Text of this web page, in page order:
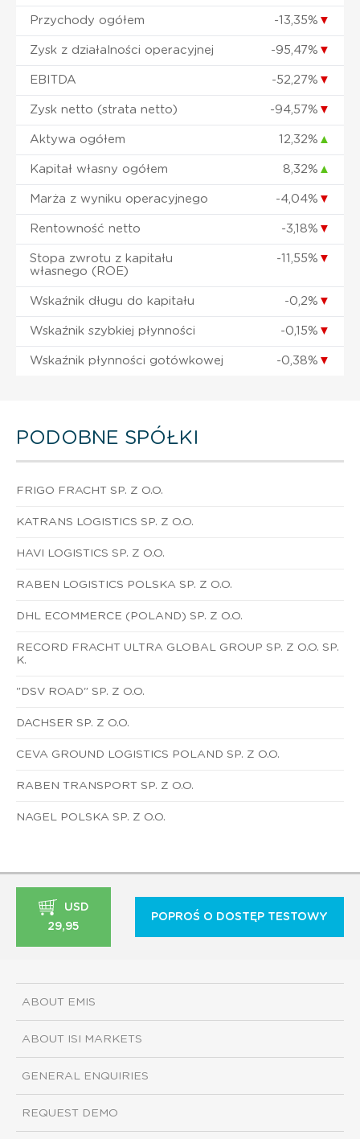
Przychody ogółem -13,35% ▼
Zysk z działalności operacyjnej -95,47% ▼
EBITDA -52,27% ▼
Zysk netto (strata netto) -94,57% ▼
Aktywa ogółem 12,32% ▲
Kapitał własny ogółem 8,32% ▲
Marża z wyniku operacyjnego -4,04% ▼
Rentowność netto -3,18% ▼
Stopa zwrotu z kapitału
własnego (ROE)
-11,55% ▼
Wskaźnik długu do kapitału -0,2% ▼
Wskaźnik szybkiej płynności -0,15% ▼
Wskaźnik płynności gotówkowej -0,38% ▼
PODOBNE SPÓŁKI
FRIGO FRACHT SP. Z O.O.
KATRANS LOGISTICS SP. Z O.O.
HAVI LOGISTICS SP. Z O.O.
RABEN LOGISTICS POLSKA SP. Z O.O.
DHL ECOMMERCE (POLAND) SP. Z O.O.
RECORD FRACHT ULTRA GLOBAL GROUP SP. Z O.O. SP.
K.
"DSV ROAD" SP. Z O.O.
DACHSER SP. Z O.O.
CEVA GROUND LOGISTICS POLAND SP. Z O.O.
RABEN TRANSPORT SP. Z O.O.
NAGEL POLSKA SP. Z O.O.
USD
29,95
POPROŚ O DOSTĘP TESTOWY
ABOUT EMIS
ABOUT ISI MARKETS
GENERAL ENQUIRIES
REQUEST DEMO